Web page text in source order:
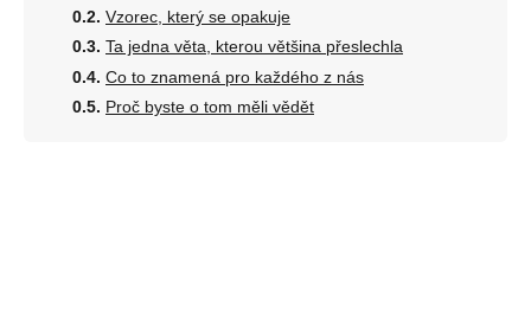
Vzorec, který se opakuje
Ta jedna věta, kterou většina přeslechla
Co to znamená pro každého z nás
Proč byste o tom měli vědět